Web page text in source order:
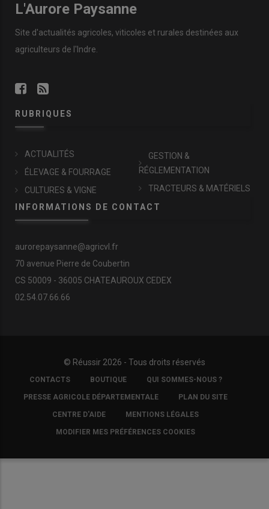
L'Aurore Paysanne
Site d'actualités agricoles, viticoles et rurales destinées aux
agriculteurs de l'Indre.
RUBRIQUES
ACTUALITÉS
ÉLEVAGE & FOURRAGE
CULTURES & VIGNE
GESTION &
RÉGLEMENTATION
TRACTEURS & MATÉRIELS
INFORMATIONS DE CONTACT
aurorepaysanne@agricvl.fr
70 avenue Pierre de Coubertin
CS 50009 - 36005 CHATEAUROUX CEDEX
02.54.07.66.66
© Réussir 2026 - Tous droits réservés
FOOTER
COPYRIGHT
CONTACTS BOUTIQUE QUI SOMMES-NOUS ?
PRESSE AGRICOLE DÉPARTEMENTALE PLAN DU SITE
CENTRE D'AIDE MENTIONS LÉGALES
MODIFIER MES PRÉFÉRENCES COOKIES